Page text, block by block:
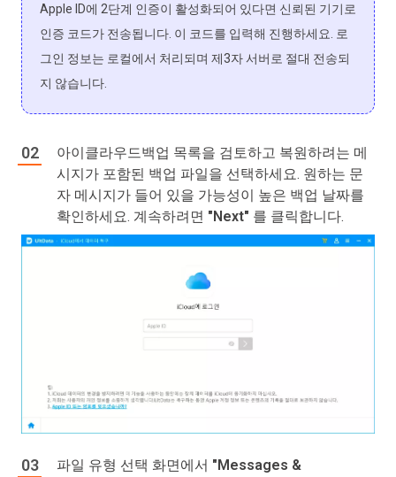
Apple ID에 2단계 인증이 활성화되어 있다면 신뢰된 기기로
인증 코드가 전송됩니다. 이 코드를 입력해 진행하세요. 로
그인 정보는 로컬에서 처리되며 제3자 서버로 절대 전송되
지 않습니다.
아이클라우드백업 목록을 검토하고 복원하려는 메
시지가 포함된 백업 파일을 선택하세요. 원하는 문
자 메시지가 들어 있을 가능성이 높은 백업 날짜를
확인하세요. 계속하려면 "Next" 를 클릭합니다.
파일 유형 선택 화면에서 "Messages &